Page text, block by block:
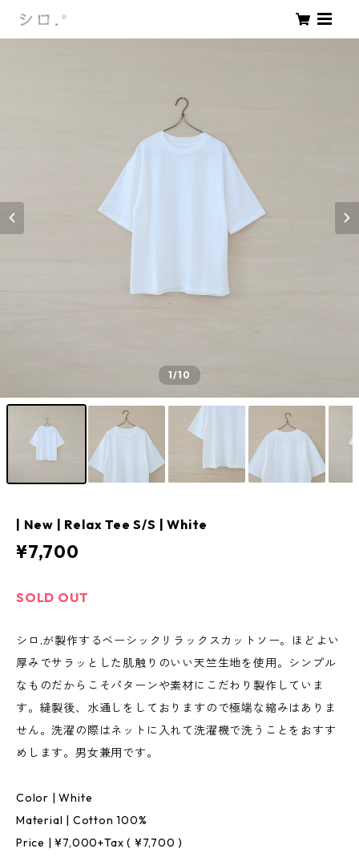
1/10
| New | Relax Tee S/S | White
¥7,700
SOLD OUT
シロ.が製作するベーシックリラックスカットソー。ほどよい
厚みでサラッとした肌触りのいい天竺生地を使用。シンプル
なものだからこそパターンや素材にこだわり製作していま
す。縫製後、水通しをしておりますので極端な縮みはありま
せん。洗濯の際はネットに入れて洗濯機で洗うことをおすす
めします。男女兼用です。
Color | White
Material | Cotton 100%
Price | ¥7,000+Tax ( ¥7,700 )